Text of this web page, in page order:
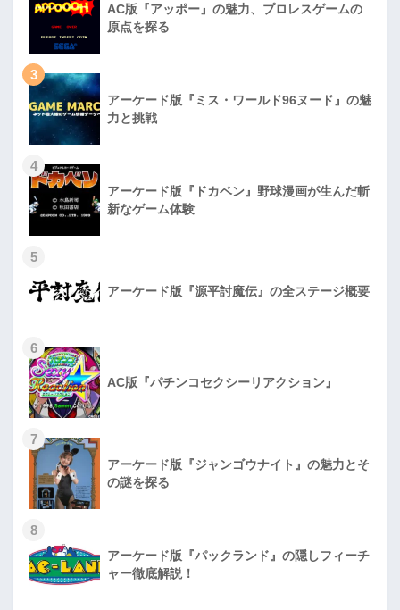
AC版『アッポー』の魅力、プロレスゲームの
原点を探る
3
アーケード版『ミス・ワールド96ヌード』の魅
力と挑戦
4
アーケード版『ドカベン』野球漫画が生んだ斬
新なゲーム体験
5
アーケード版『源平討魔伝』の全ステージ概要
6
AC版『パチンコセクシーリアクション』
7
アーケード版『ジャンゴウナイト』の魅力とそ
の謎を探る
8
アーケード版『パックランド』の隠しフィーチ
ャー徹底解説！